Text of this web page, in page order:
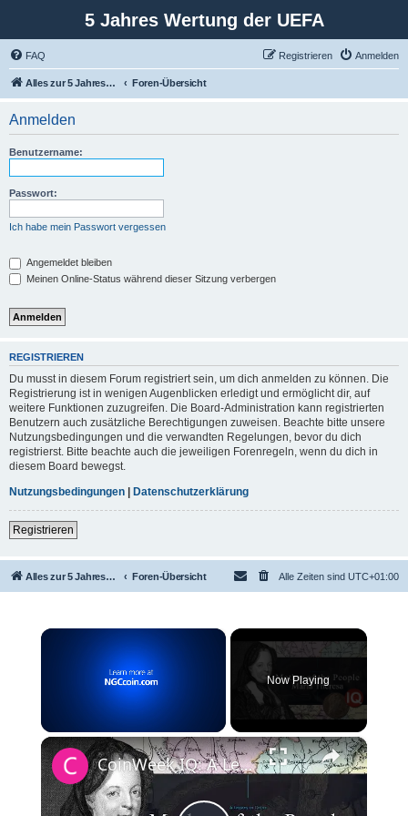
5 Jahres Wertung der UEFA
FAQ Anmelden
Registrieren
Alles zur 5 Jahreswertung / Tabelle der UEFA mit vielen Statistiken. Foren-Übersicht
Anmelden
Benutzername:
Passwort:
Ich habe mein Passwort vergessen
Angemeldet bleiben
Meinen Online-Status während dieser Sitzung verbergen
REGISTRIEREN
Du musst in diesem Forum registriert sein, um dich anmelden zu können. Die
Registrierung ist in wenigen Augenblicken erledigt und ermöglicht dir, auf
weitere Funktionen zuzugreifen. Die Board-Administration kann registrierten
Benutzern auch zusätzliche Berechtigungen zuweisen. Beachte bitte unsere
Nutzungsbedingungen und die verwandten Regelungen, bevor du dich
registrierst. Bitte beachte auch die jeweiligen Forenregeln, wenn du dich in
diesem Board bewegst.
Nutzungsbedingungen | Datenschutzerklärung
Registrieren
Alles zur 5 Jahreswertung / Tabelle der UEFA mit vielen Statistiken. Foren-Übersicht Alle Zeiten sind UTC+01:00
×
Now Playing
×
CoinWeek IQ: A Legacy in Coins - Maria Theresa - 4K Video